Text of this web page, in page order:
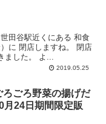
閉店しますね。 閉店
6日前の 2019年5月25日（土）に 訪店してきました。 よ...
2019.05.25
ろごろ野菜の揚げだ
月24日期間限定販